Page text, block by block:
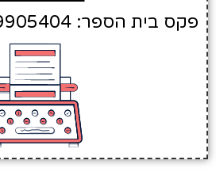
פקס בית הספר: 04-9905404